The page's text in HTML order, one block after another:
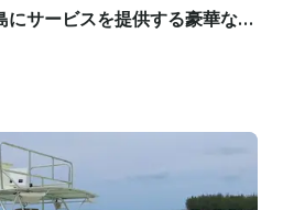
タークス・カイコス諸島にサービスを提供する豪華な92フィートのハーグレイブ